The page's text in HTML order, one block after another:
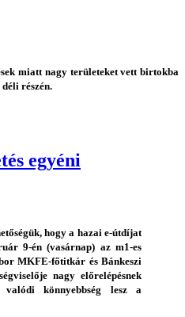
miatt nagy területeket vett birtokba
részén.
egyéni
hogy a hazai e-útdíjat
9-én (vasárnap) az m1-es
MKFE-főtitkár és Bánkeszi
nagy előrelépésnek
könnyebbség lesz a